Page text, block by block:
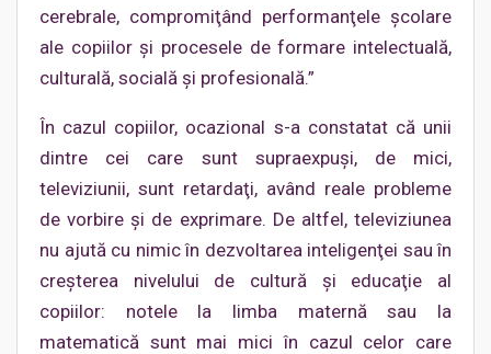
cerebrale, compromiţând performanţele şcolare
ale copiilor şi procesele de formare intelectuală,
culturală, socială şi profesională.”
În cazul copiilor, ocazional s-a constatat că unii
dintre cei care sunt supraexpuşi, de mici,
televiziunii, sunt retardaţi, având reale probleme
de vorbire şi de exprimare. De altfel, televiziunea
nu ajută cu nimic în dezvoltarea inteligenţei sau în
creşterea nivelului de cultură şi educaţie al
copiilor: notele la limba maternă sau la
matematică sunt mai mici în cazul celor care